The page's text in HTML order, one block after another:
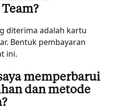
diterima adalah kartu
Bentuk pembayaran
ini.
memperbarui
dan metode